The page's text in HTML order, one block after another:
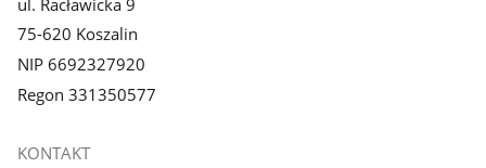
75-620 Koszalin
NIP 6692327920
Regon 331350577
KONTAKT